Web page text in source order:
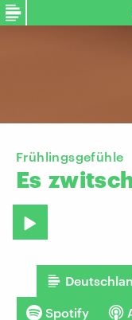
Frühlingsgefühle
Es
Spotify